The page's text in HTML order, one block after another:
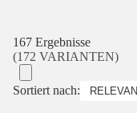
167 Ergebnisse
(172 VARIANTEN)
Sortiert nach: